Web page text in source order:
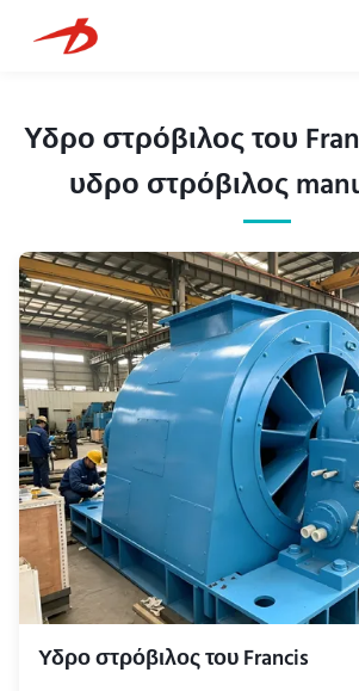
Υδρο στρόβιλος του
υδρο στρόβιλος
Υδρο στρόβιλος του Francis